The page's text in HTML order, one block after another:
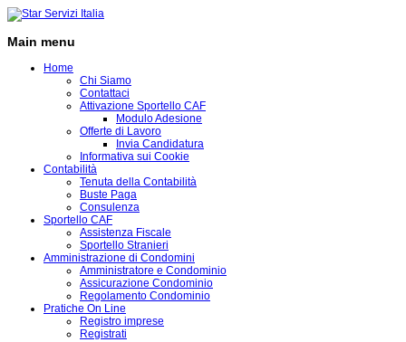
Main menu
Home
Chi Siamo
Contattaci
Attivazione Sportello CAF
Modulo Adesione
Offerte di Lavoro
Invia Candidatura
Informativa sui Cookie
Contabilità
Tenuta della Contabilità
Buste Paga
Consulenza
Sportello CAF
Assistenza Fiscale
Sportello Stranieri
Amministrazione di Condomini
Amministratore e Condominio
Assicurazione Condominio
Regolamento Condominio
Pratiche On Line
Registro imprese
Registrati